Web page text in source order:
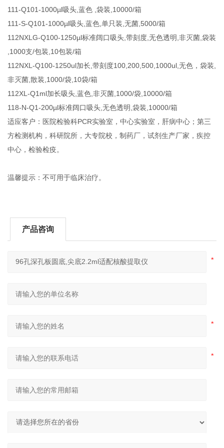
111-Q101-1000µl吸头,蓝色 ,袋装,10000/箱
111-S-Q101-1000µl吸头,蓝色,单只装,无菌,5000/箱
112NXLG-Q100-1250µl标准阔口吸头,带刻度,无色透明,非灭菌,袋装
,1000支/包装,10包装/箱
112NXL-Q100-1250ul加长,带刻度100,200,500,1000ul,无色，袋装,
非灭菌,散装,1000/袋,10袋/箱
112XL-Q1ml加长吸头,蓝色,非灭菌,1000/袋,10000/箱
118-N-Q1-200µl标准阔口吸头,无色透明,袋装,10000/箱
适应客户：医院检验科PCR实验室，中心实验室，肝病中心；第三
方检测机构，科研院所，大专院校，制药厂，试剂生产厂家，疾控
中心，检验检疫。
温馨提示：不可用于临床治疗。
产品咨询